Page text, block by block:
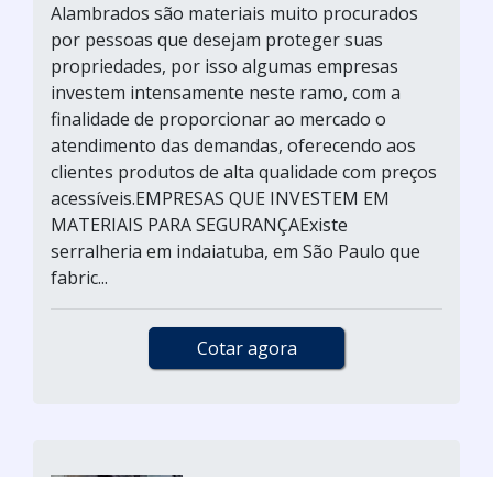
Alambrados são materiais muito procurados
por pessoas que desejam proteger suas
propriedades, por isso algumas empresas
investem intensamente neste ramo, com a
finalidade de proporcionar ao mercado o
atendimento das demandas, oferecendo aos
clientes produtos de alta qualidade com preços
acessíveis.EMPRESAS QUE INVESTEM EM
MATERIAIS PARA SEGURANÇAExiste
serralheria em indaiatuba, em São Paulo que
fabric...
Cotar agora